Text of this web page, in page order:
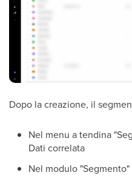
Dopo la creazione, il
Nel menu a tendina
Dati correlata
Nel modulo